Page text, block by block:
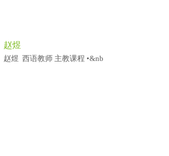
赵煜
赵煜 西语教师 主教课程 •&nb